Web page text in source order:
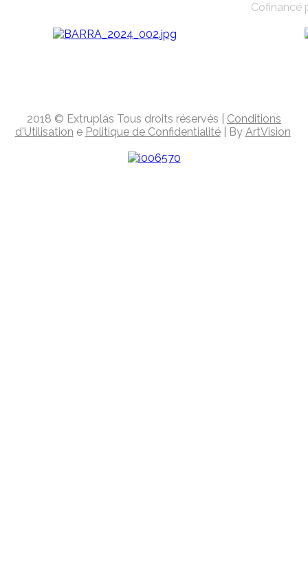
Cofinancé
2018 © Extruplás Tous droits réservés
Conditions
d'Utilisation e Politique de Confidentialité| By ArtVision